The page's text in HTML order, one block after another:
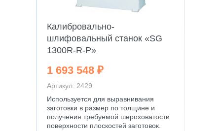
Калибровально-
шлифовальный станок «SG
1300R-R-P»
1 693 548 ₽
Артикул: 2429
Используется для выравнивания
заготовки в размер по толщине и
получения требуемой шероховатости
поверхности плоскостей заготовок.